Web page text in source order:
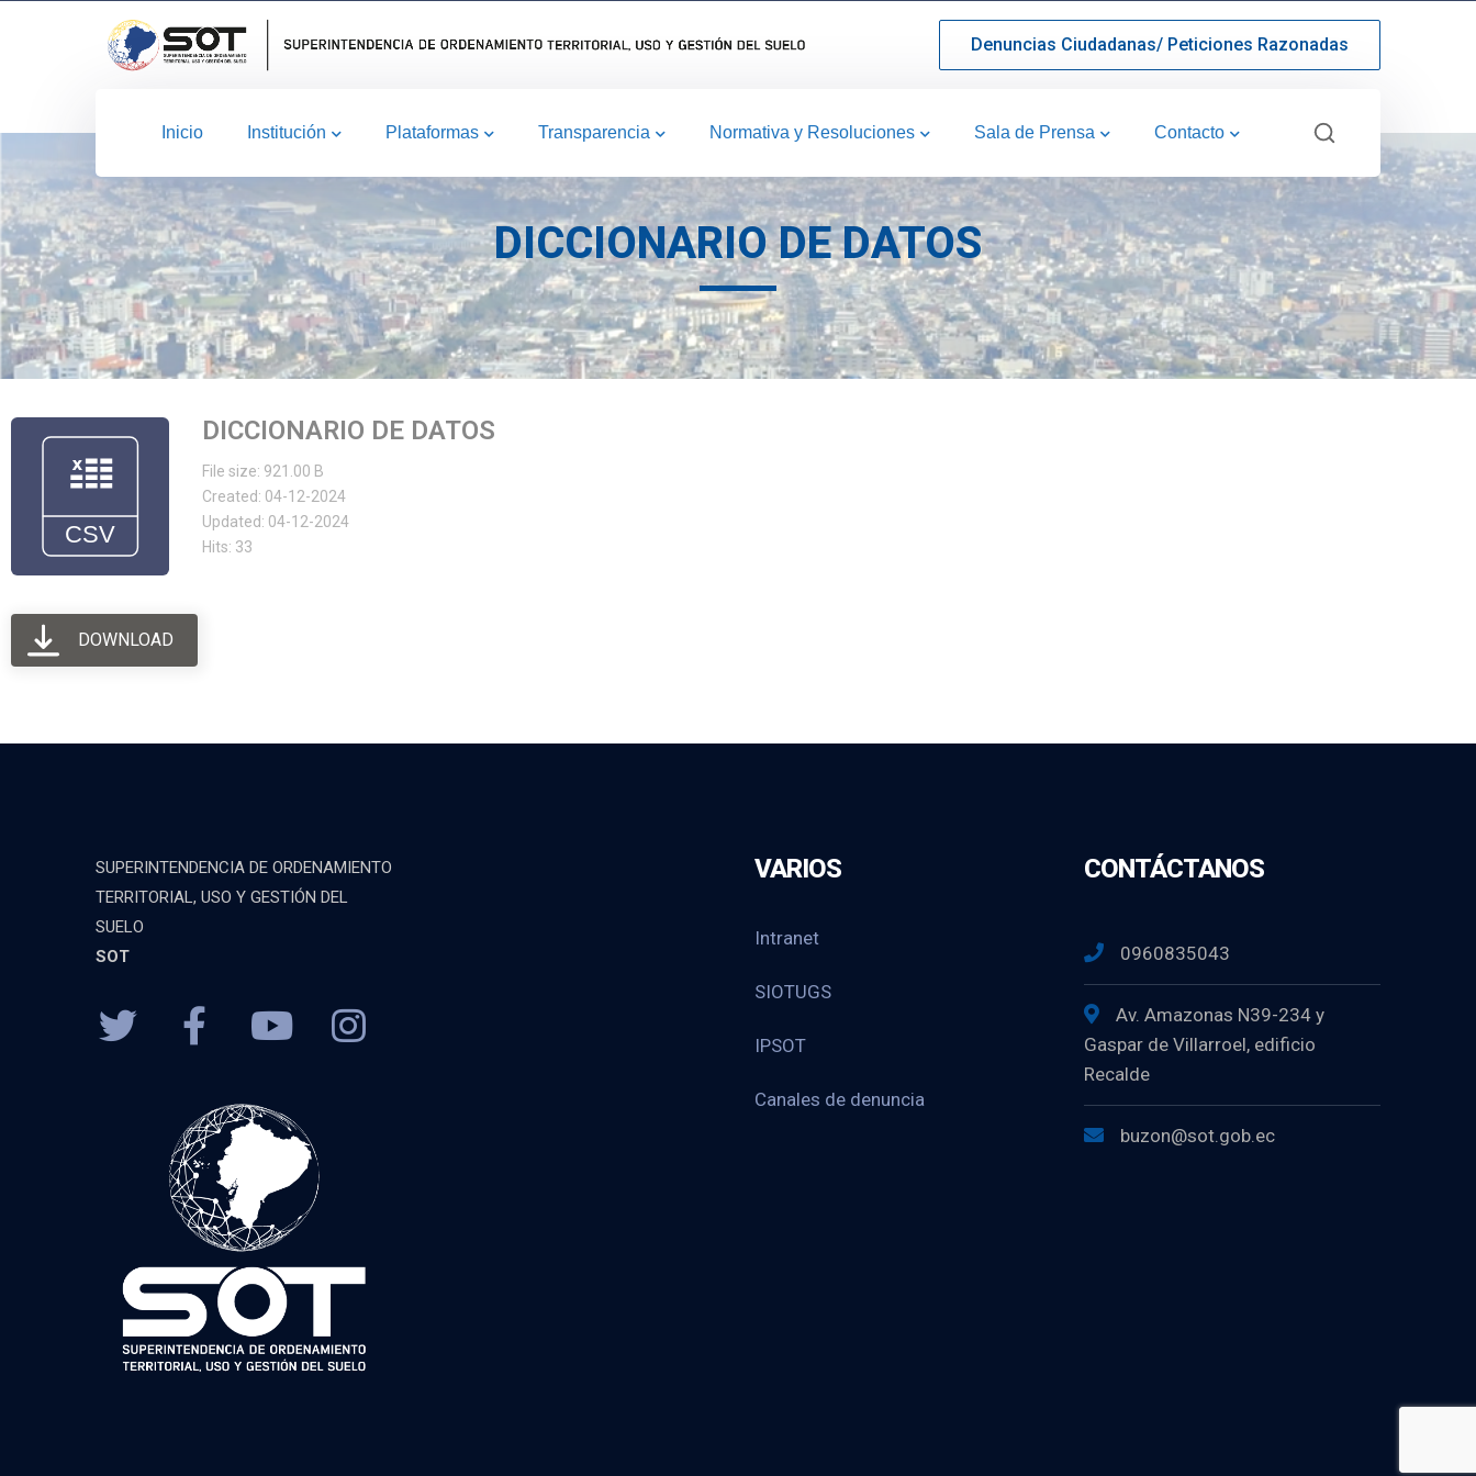
Denuncias Ciudadanas/ Peticiones Razonadas
Inicio Institución Plataformas Transparencia Normativa y Resoluciones Sala de Prensa Contacto
DICCIONARIO DE DATOS
DICCIONARIO DE DATOS
File size: 921.00 B
Created: 04-12-2024
Updated: 04-12-2024
Hits: 33
DOWNLOAD
SUPERINTENDENCIA DE ORDENAMIENTO
TERRITORIAL, USO Y GESTIÓN DEL
SUELO
SOT
VARIOS
Intranet
SIOTUGS
IPSOT
Canales de denuncia
CONTÁCTANOS
0960835043
Av. Amazonas N39-234 y
Gaspar de Villarroel, edificio
Recalde
buzon@sot.gob.ec